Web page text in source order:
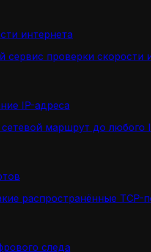
интернета
сервис проверки скорости
IP-адреса
маршрут до любого
распространённые
следа